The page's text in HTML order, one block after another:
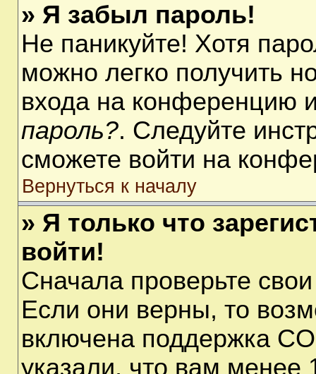
» Я забыл пароль!
Не паникуйте! Хотя
можно легко получить
входа на конференцию
пароль?. Следуйте
сможете войти на
Вернуться к началу
» Я только что
войти!
Сначала проверьте
Если они верны, то
включена поддержка
указали, что вам менее